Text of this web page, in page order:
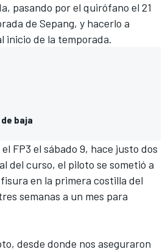
pasando por el quirófano el 21
de Sepang, y hacerlo a
inicio de la temporada.
baja
el FP3 el sábado 9, hace justo dos
del curso, el piloto se sometió a
en la primera costilla del
semanas a un mes para
desde donde nos aseguraron